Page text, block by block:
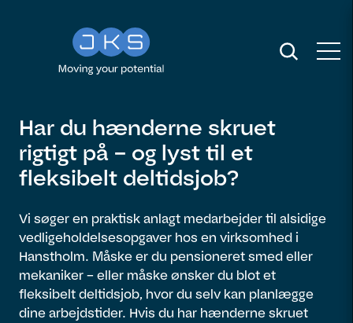
Har du hænderne skruet
rigtigt på – og lyst til et
fleksibelt deltidsjob?
Vi søger en praktisk anlagt medarbejder til alsidige
vedligeholdelsesopgaver hos en virksomhed i
Hanstholm. Måske er du pensioneret smed eller
mekaniker – eller måske ønsker du blot et
fleksibelt deltidsjob, hvor du selv kan planlægge
dine arbejdstider. Hvis du har hænderne skruet